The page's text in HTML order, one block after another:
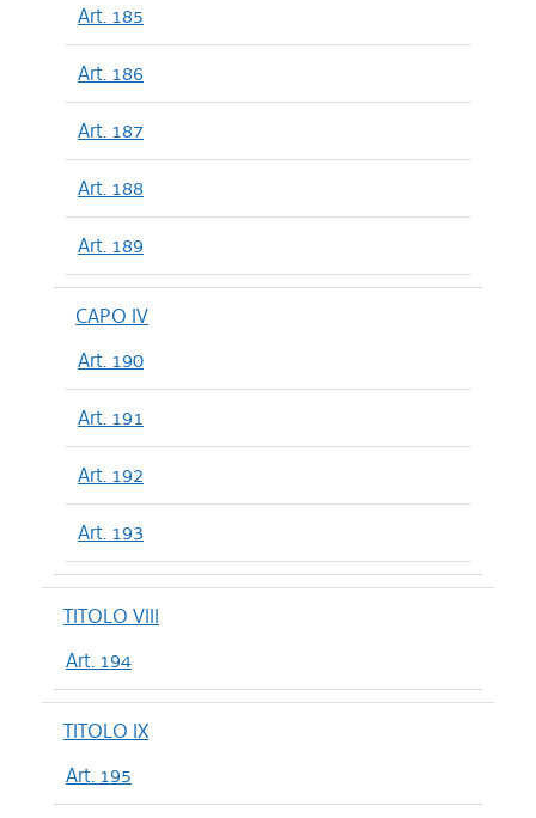
Art. 185
Art. 186
Art. 187
Art. 188
Art. 189
CAPO IV
Art. 190
Art. 191
Art. 192
Art. 193
TITOLO VIII
Art. 194
TITOLO IX
Art. 195